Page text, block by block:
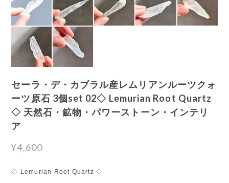
セーラ・デ・カブラル産レムリアンルーツクォ
ーツ原石 3個set 02◇ Lemurian Root Quartz
◇ 天然石・鉱物・パワーストーン・インテリ
ア
¥4,600
◇ Lemurian Root Quartz ◇